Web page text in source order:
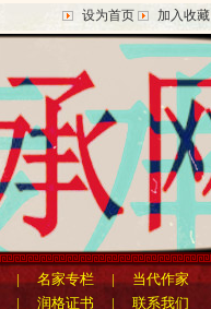
设为首页 加入收藏
|名家专栏 | 当代作家
| 润格证书 | 联系我们